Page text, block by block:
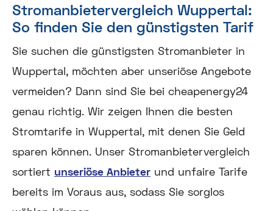
Stromanbietervergleich Wuppertal:
So finden Sie den günstigsten Tarif
Sie suchen die günstigsten Stromanbieter in
Wuppertal, möchten aber unseriöse Angebote
vermeiden? Dann sind Sie bei cheapenergy24
genau richtig. Wir zeigen Ihnen die besten
Stromtarife in Wuppertal, mit denen Sie Geld
sparen können. Unser Stromanbietervergleich
sortiert unseriöse Anbieter und unfaire Tarife
bereits im Voraus aus, sodass Sie sorglos